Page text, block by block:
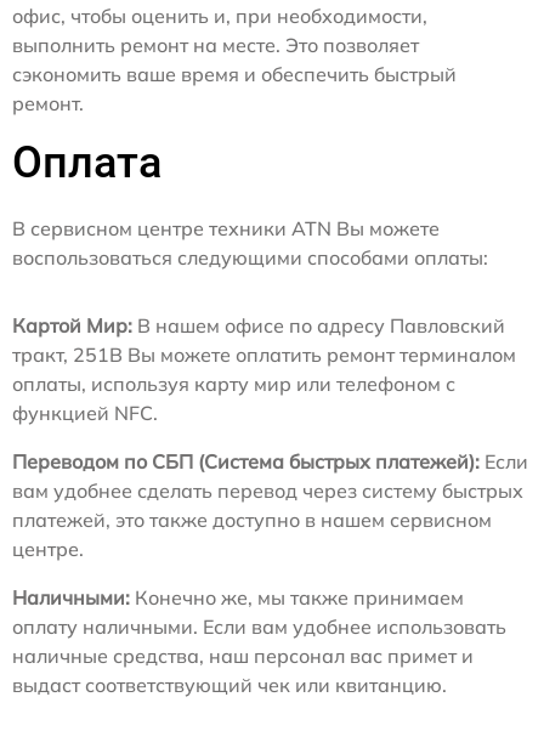
офис, чтобы оценить и, при необходимости,
выполнить ремонт на месте. Это позволяет
сэкономить ваше время и обеспечить быстрый
ремонт.
Оплата
В сервисном центре техники ATN Вы можете
воспользоваться следующими способами оплаты:
Картой Мир: В нашем офисе по адресу Павловский
тракт, 251В Вы можете оплатить ремонт терминалом
оплаты, используя карту мир или телефоном с
функцией NFC.
Переводом по СБП (Система быстрых платежей): Если
вам удобнее сделать перевод через систему быстрых
платежей, это также доступно в нашем сервисном
центре.
Наличными: Конечно же, мы также принимаем
оплату наличными. Если вам удобнее использовать
наличные средства, наш персонал вас примет и
выдаст соответствующий чек или квитанцию.